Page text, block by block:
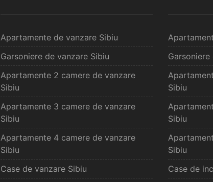
Apartamente de vanzare Sibiu
Garsoniere de vanzare Sibiu
Apartamente 2 camere de vanzare
Sibiu
Apartamente 3 camere de vanzare
Sibiu
Apartamente 4 camere de vanzare
Sibiu
Case de vanzare Sibiu
Sibiu
Sibiu
Sibiu
Case de